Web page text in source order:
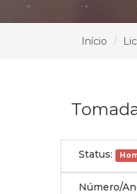
Início
Status:
Número/